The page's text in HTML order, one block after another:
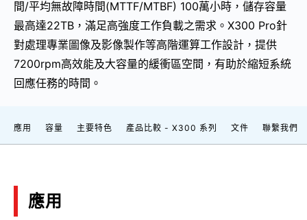
間/平均無故障時間(MTTF/MTBF) 100萬小時，儲存容量
最高達22TB，滿足高強度工作負載之需求。X300 Pro針
對處理專業圖像及影像製作等高階運算工作設計，提供
7200rpm高效能及大容量的緩衝區空間，有助於縮短系統
回應任務的時間。
應用 容量 主要特色 產品比較 - X300 系列 文件 聯繫我們
應用